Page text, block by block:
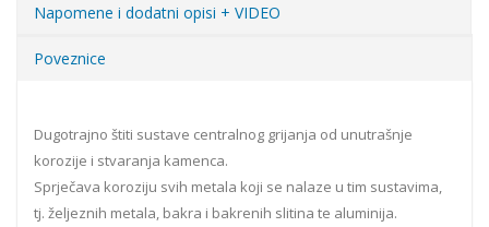
Napomene i dodatni opisi + VIDEO
Poveznice
Dugotrajno štiti sustave centralnog grijanja od unutrašnje
korozije i stvaranja kamenca.
Sprječava koroziju svih metala koji se nalaze u tim sustavima,
tj. željeznih metala, bakra i bakrenih slitina te aluminija.